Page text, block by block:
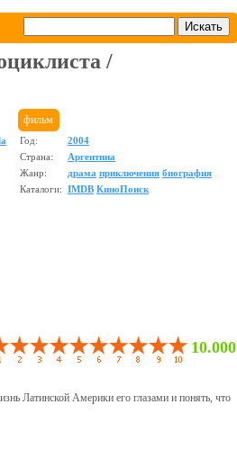
/
фильм
Год:
2004
Страна:
Аргентина
Жанр:
драма приключения биография
Каталоги: IMDB КиноПоиск
10.000
Латинской Америки его глазами и понять, что